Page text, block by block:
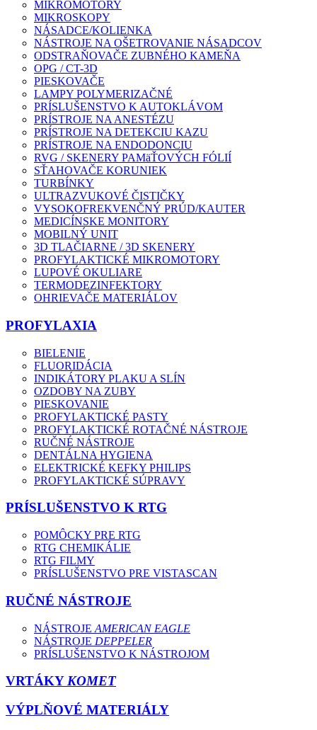
MIKROMOTORY
MIKROSKOPY
NÁSADCE/KOLIENKA
NÁSTROJE NA OŠETROVANIE NÁSADCOV
ODSTRAŇOVAČE ZUBNÉHO KAMEŇA
OPG / CT-3D
PIESKOVAČE
LAMPY POLYMERIZAČNÉ
PRÍSLUŠENSTVO K AUTOKLÁVOM
PRÍSTROJE NA ANESTÉZU
PRÍSTROJE NA DETEKCIU KAZU
PRÍSTROJE NA ENDODONCIU
RVG / SKENERY PAMäŤOVÝCH FÓLIÍ
SŤAHOVAČE KORUNIEK
TURBÍNKY
ULTRAZVUKOVÉ ČISTIČKY
VYSOKOFREKVENČNÝ PRÚD/KAUTER
MEDICÍNSKE MONITORY
MOBILNÝ UNIT
3D TLAČIARNE / 3D SKENERY
PROFYLAKTICKÉ MIKROMOTORY
LUPOVÉ OKULIARE
TERMODEZINFEKTORY
OHRIEVAČE MATERIÁLOV
PROFYLAXIA
BIELENIE
FLUORIDÁCIA
INDIKÁTORY PLAKU A SLÍN
OZDOBY NA ZUBY
PIESKOVANIE
PROFYLAKTICKÉ PASTY
PROFYLAKTICKÉ ROTAČNÉ NÁSTROJE
RUČNÉ NÁSTROJE
DENTÁLNA HYGIENA
ELEKTRICKÉ KEFKY PHILIPS
PROFYLAKTICKÉ SÚPRAVY
PRÍSLUŠENSTVO K RTG
POMÔCKY PRE RTG
RTG CHEMIKÁLIE
RTG FILMY
PRÍSLUŠENSTVO PRE VISTASCAN
RUČNÉ NÁSTROJE
NÁSTROJE AMERICAN EAGLE
NÁSTROJE DEPPELER
PRÍSLUŠENSTVO K NÁSTROJOM
VRTÁKYKOMET
VÝPLŇOVÉ MATERIÁLY